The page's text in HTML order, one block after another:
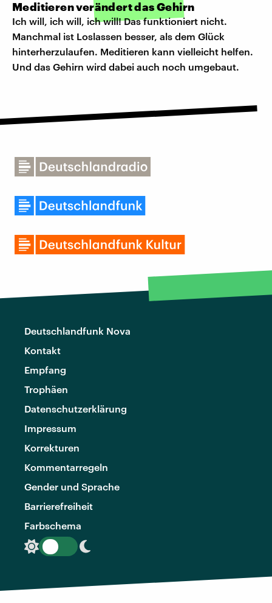
Meditieren verändert das Gehirn
Ich will, ich will, ich will! Das funktioniert nicht.
Manchmal ist Loslassen besser, als dem Glück
hinterherzulaufen. Meditieren kann vielleicht helfen.
Und das Gehirn wird dabei auch noch umgebaut.
Deutschlandfunk Nova
Kontakt
Empfang
Trophäen
Datenschutzerklärung
Impressum
Korrekturen
Kommentarregeln
Gender und Sprache
Barrierefreiheit
Farbschema